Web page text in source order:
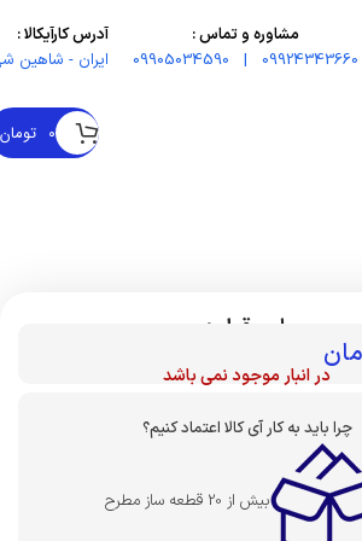
مشاوره و تماس :
09924343660 | 09905034590
آدرس کارآیکالا :
ایران - شاهین
۰ تومان
بهای قطعه :
در انبار موجود نمی باشد
چرا باید به کار آی کالا اعتماد کنیم؟
بیش از 20 قطعه ساز مطرح